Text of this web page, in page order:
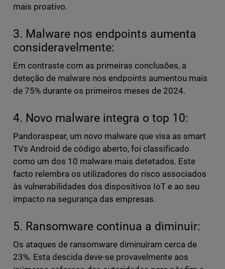
mais proativo.
3. Malware nos endpoints aumenta
consideravelmente:
Em contraste com as primeiras conclusões, a
deteção de malware nos endpoints aumentou mais
de 75% durante os primeiros meses de 2024.
4. Novo malware integra o top 10:
Pandoraspear, um novo malware que visa as smart
TVs Android de código aberto, foi classificado
como um dos 10 malware mais detetados. Este
facto relembra os utilizadores do risco associados
às vulnerabilidades dos dispositivos IoT e ao seu
impacto na segurança das empresas.
5. Ransomware continua a diminuir:
Os ataques de ransomware diminuíram cerca de
23%. Esta descida deve-se provavelmente aos